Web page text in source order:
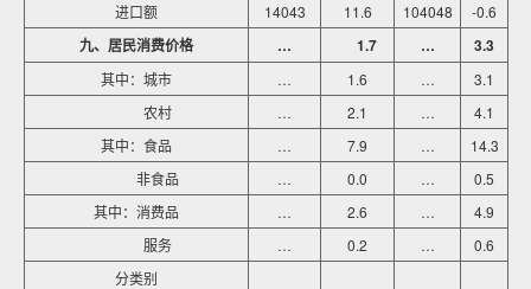
进口额
14043 11.6 104048 -0.6
九、居民消费价格 … 1.7 … 3.3
其中：城市 … 1.6 …
3.1
农村
… 2.1 …
4.1
其中：食品
… 7.9 …
14.3
非食品
… 0.0 …
0.5
其中：消费品
… 2.6 …
4.9
服务
… 0.2 …
0.6
分类别